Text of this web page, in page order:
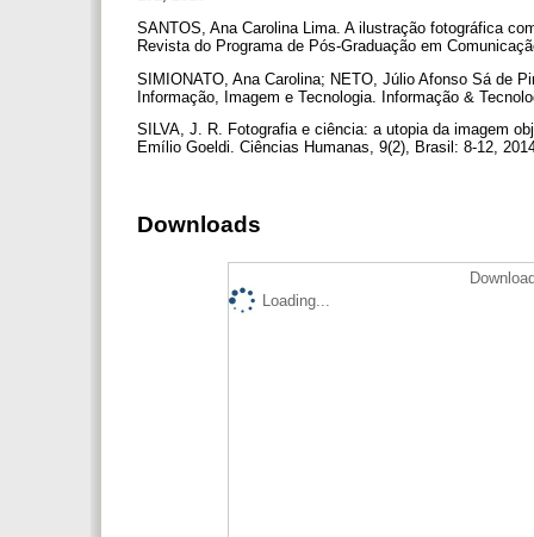
SANTOS, Ana Carolina Lima. A ilustração fotográfica
Revista do Programa de Pós-Graduação em
SIMIONATO, Ana Carolina; NETO, Júlio Afonso Sá de
Informação, Imagem e Tecnologia. Informação &
SILVA, J. R. Fotografia e ciência: a utopia da imagem
Emílio Goeldi. Ciências Humanas, 9(2), Brasil: 8-12,
Downloads
Loading...